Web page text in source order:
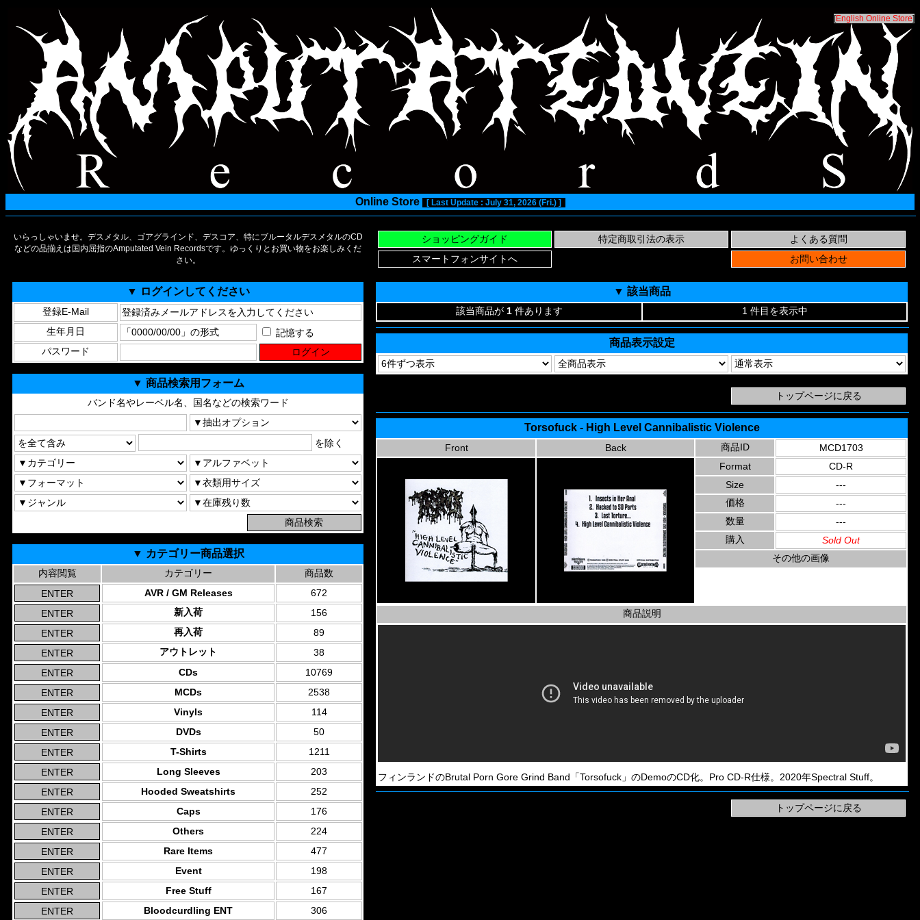
[English Online Store]
Online Store [ Last Update : July 31, 2026 (Fri.) ]
いらっしゃいませ。デスメタル、ゴアグラインド、デスコア、特にブルータルデスメタルのCD
などの品揃えは国内屈指のAmputated Vein Recordsです。ゆっくりとお買い物をお楽しみくだ
さい。
▼ ログインしてください
登録E-Mail
生年月日
記憶する
パスワード
▼ 商品検索用フォーム
バンド名やレーベル名、国名などの検索ワード
を除く
▼ カテゴリー商品選択
内容閲覧 カテゴリー
商品数
AVR / GM Releases
672
新入荷
156
再入荷
89
アウトレット
38
CDs
10769
MCDs
2538
Vinyls
114
DVDs
50
T-Shirts
1211
Long Sleeves
203
Hooded Sweatshirts
252
Caps
176
Others
224
Rare Items
477
Event
198
Free Stuff
167
Bloodcurdling ENT
306
▼ 該当商品
該当商品が 1 件あります 1 件目を表示中
商品表示設定
Torsofuck - High Level Cannibalistic Violence
Front Back 商品ID
MCD1703
Format
CD-R
Size
---
価格
---
数量
---
購入
Sold Out
その他の画像
商品説明
フィンランドのBrutal Porn Gore Grind Band「Torsofuck」のDemoのCD化。Pro CD-R仕様。2020年Spectral Stuff。